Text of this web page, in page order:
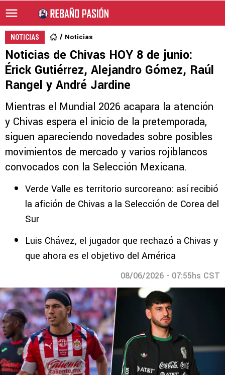
NOTICIAS Noticias
Noticias de Chivas HOY 8 de junio:
Érick Gutiérrez, Alejandro Gómez, Raúl
Rangel y André Jardine
Mientras el Mundial 2026 acapara la atención
y Chivas espera el inicio de la pretemporada,
siguen apareciendo novedades sobre posibles
movimientos de mercado y varios rojiblancos
convocados con la Selección Mexicana.
Verde Valle es territorio surcoreano: así recibió
la afición de Chivas a la Selección de Corea del
Sur
Luis Chávez, el jugador que rechazó a Chivas y
que ahora es el objetivo del América
08/06/2026 - 07:55hs CST